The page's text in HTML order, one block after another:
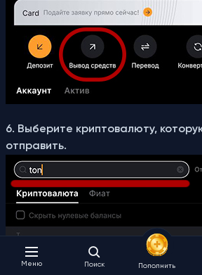
6. Выберите криптовалюту,
отправить.
Меню Поиск Пополнить